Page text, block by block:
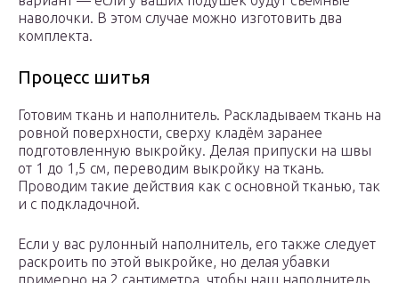
наволочки. В этом случае можно изготовить два
комплекта.
Процесс шитья
Готовим ткань и наполнитель. Раскладываем ткань на
ровной поверхности, сверху кладём заранее
подготовленную выкройку. Делая припуски на швы
от 1 до 1,5 см, переводим выкройку на ткань.
Проводим такие действия как с основной тканью, так
и с подкладочной.
Если у вас рулонный наполнитель, его также следует
раскроить по этой выкройке, но делая убавки
примерно на 2 сантиметра, чтобы наш наполнитель